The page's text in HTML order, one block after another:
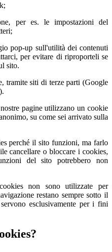
per es. le impostazioni del
pop-up sull'utilità dei contenuti
per evitare di riproporteli se
sito.
tramite siti di terze parti (Google
pagine utilizzano un cookie
su come sei arrivato sulla
perché il sito funzioni, ma farlo
cancellare o bloccare i cookies,
del sito potrebbero non
non sono utilizzate per
restano sempre sotto il
esclusivamente per i fini